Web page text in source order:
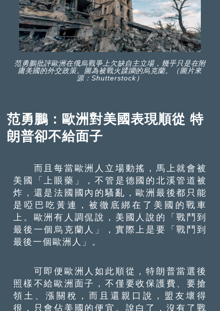
范勇鵬批評歐洲在俄烏戰爭上欠缺自主立場，幾乎只是在附
庸美國的外交政策。圖為被戰火蹂躪的烏克蘭。（圖片來
源：Shutterstock）
范勇鵬：歐洲對美國表現順從 特
朗普卻不給面子
而且每當歐洲人立場動搖，馬上就會被
美國「上眼藥」，不管是德國的北溪管道被
炸，還是法國國內的騷亂，歐洲最後都只能
是啞巴吃黃連，被徹底綁在了美國的戰車
上。歐洲有人調侃說，美國人說的「戰鬥到
最後一個烏克蘭人」，實際上是要「戰鬥到
最後一個歐洲人」。
可即便歐洲人如此順從，特朗普當選後
照樣不給歐洲面子，不僅要收保護費、要搶
領土、漲關稅，而且還親口說，盟友壞得
很，只會佔美國的便宜。說白了，沒有了戰